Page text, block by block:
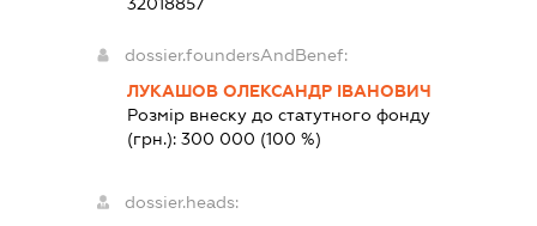
dossier.foundersAndBenef:
ЛУКАШОВ ОЛЕКСАНДР ІВАНОВИЧ
Розмір внеску до статутного фонду
(грн.):300 000 (100 %)
dossier.heads: